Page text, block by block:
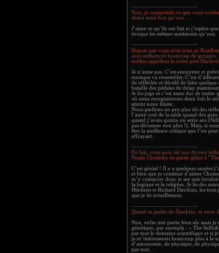
Non, je comprends ce que vous
disiez aussi bon qu’eux...
J’aime ce qu’ils ont fait et j’espère
évoque les mêmes sentiments qu’eux.
Depuis que vous avez joué au
avez influencés beaucoup de
médias appellent la scène post
Je n’aime pas. C’est ennuyeux et
musique va ressembler. C’est
de réfléchir et décidé de faire quelque
bataille des pédales de delay
Je les juge et c’est assez dur de
où nous enregistrerons deux fois le
atteint notre limite.
Nous parlions un peu plus tôt des
l’autre coté de la table quand des
quand j’avais quinze ou seize ans
pas déconner non plus !). Mais, si
être la meilleure critique que l’on
effrayant.
En fait, vous avez été une de mes
Noam Chomsky en partie grâce à
C’est génial ! Il y a quelques années
et bien que je continue d’aimer
m’y consacrer donc je me suis
la logique et la religion. Je lis des
Hitchens et Richard Dawkins, les trois
que je lis actuellement.
Quand tu parles de Dawkins, tu veux
Non, enfin une partie bien sûr mais je
génétique, par exemple : « The
par tout le domaine scientifique et si
je m’intéresserais beaucoup plus à la
d’astronomie, de physique, de
pas tout…